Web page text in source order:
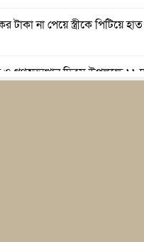
টাকা না পেয়ে স্ত্রীকে পিটিয়ে
গণঅভ্যুত্থান দিবস উপলক্ষে ১১